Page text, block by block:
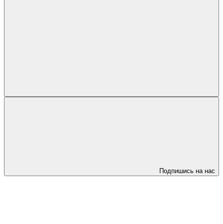
Подпишись на нас